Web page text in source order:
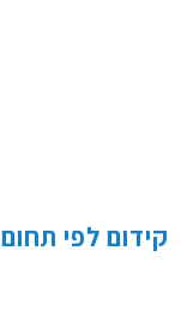
קידום לפי תחום